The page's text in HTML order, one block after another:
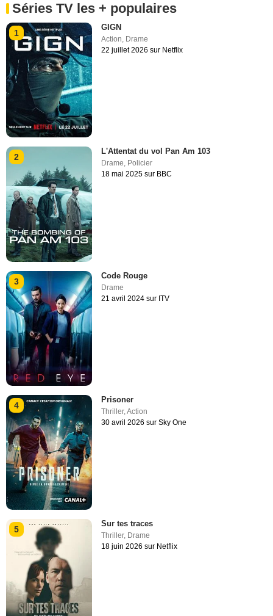
Séries TV les + populaires
1
GIGN
Action, Drame
22 juillet 2026 sur Netflix
2
L'Attentat du vol Pan Am 103
Drame, Policier
18 mai 2025 sur BBC
3
Code Rouge
Drame
21 avril 2024 sur ITV
4
Prisoner
Thriller,Action
30 avril 2026 sur Sky One
5
Sur tes traces
Thriller, Drame
18 juin 2026 sur Netflix